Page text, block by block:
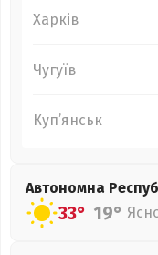
Харків
Чугуїв
Куп’янськ
Автономна
33° 19°